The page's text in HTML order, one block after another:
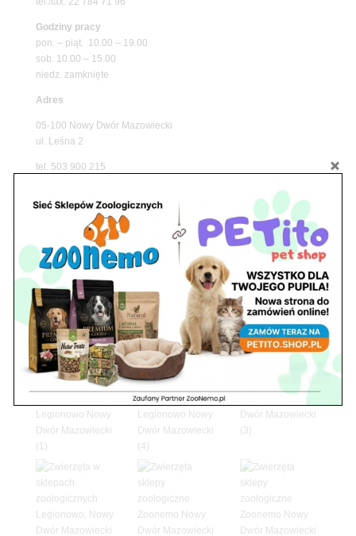
Godziny pracy
pon. – piąt. 10.00 – 19.00
sob. 10.00 – 15.00
niedz. zamknięte
Adres
05-100 Nowy Dwór Mazowiecki
ul. Leśna 2
tel. 503 900 215
pon. – piąt. 10.00 – 19.00
sob. 8.00 – 15.00
niedz. zamknięte